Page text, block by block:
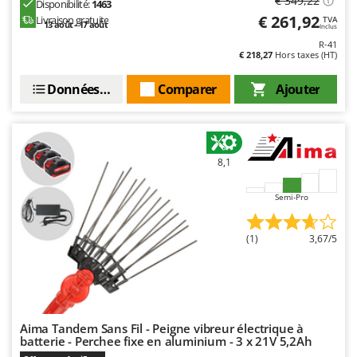
Master
Mastercook
McCulloch
Michelin
Mille
Minox
Mockmill
More than chef
MOSA
MOVA
Mowox
MTD
Disponibilité:1463
Livraison gratuite
13 août - 17 août € 261,92 TVA
Inclus
R-41
€ 218,27 Hors taxes (HT)
Ajouter
Comparer
Données techniques
8,1
Semi-Pro
(1) 3,67/5
Aima Tandem Sans Fil - Peigne vibreur électrique à
batterie - Perchee fixe en aluminium - 3 x 21V 5,2Ah